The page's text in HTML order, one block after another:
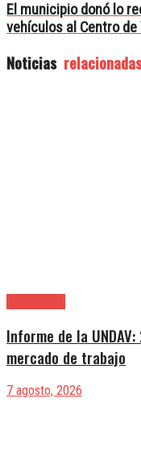
El municipio donó lo
vehículos al Centro
Noticias relacionadas
Informe de la
mercado de trabajo
7 agosto, 2026